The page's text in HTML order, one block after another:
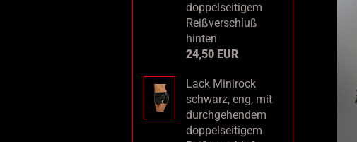
doppelseitigem
Reißverschluß
hinten
24,50 EUR
Lack Minirock
schwarz, eng, mit
durchgehendem
doppelseitigem